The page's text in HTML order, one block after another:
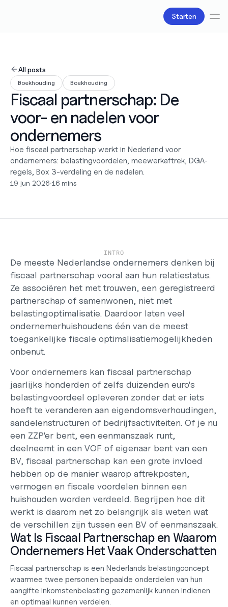
Starten
Salarisadministratie
Belastingzaken
Producten
Bv oprichten
Zakelijke accounts en bankpassen
Facturatie
Over ons
Liefde
Pricing
Pricing plans
Pricing calculator
Helpcentrum
Changelog
Select Language
Dutch
Inloggen
Starten
All posts
Boekhouding Boekhouding
Fiscaal partnerschap: De
voor- en nadelen voor
ondernemers
Hoe fiscaal partnerschap werkt in Nederland voor
ondernemers: belastingvoordelen, meewerkaftrek, DGA-
regels, Box 3-verdeling en de nadelen.
19 jun 2026•16 mins
INTRO
De meeste Nederlandse ondernemers denken bij
fiscaal partnerschap vooral aan hun relatiestatus.
Ze associëren het met trouwen, een geregistreerd
partnerschap of samenwonen, niet met
belastingoptimalisatie. Daardoor laten veel
ondernemerhuishoudens één van de meest
toegankelijke fiscale optimalisatiemogelijkheden
onbenut.
Voor ondernemers kan fiscaal partnerschap
jaarlijks honderden of zelfs duizenden euro's
belastingvoordeel opleveren zonder dat er iets
hoeft te veranderen aan eigendomsverhoudingen,
aandelenstructuren of bedrijfsactiviteiten. Of je nu
een ZZP'er bent, een eenmanszaak runt,
deelneemt in een VOF of eigenaar bent van een
BV, fiscaal partnerschap kan een grote invloed
hebben op de manier waarop aftrekposten,
vermogen en fiscale voordelen binnen een
huishouden worden verdeeld. Begrijpen hoe dit
werkt is daarom net zo belangrijk als weten wat
de verschillen zijn tussen een BV of eenmanszaak.
Wat Is Fiscaal Partnerschap en Waarom
Ondernemers Het Vaak Onderschatten
Fiscaal partnerschap is een Nederlands belastingconcept
waarmee twee personen bepaalde onderdelen van hun
aangifte inkomstenbelasting gezamenlijk kunnen indienen
en optimaal kunnen verdelen.